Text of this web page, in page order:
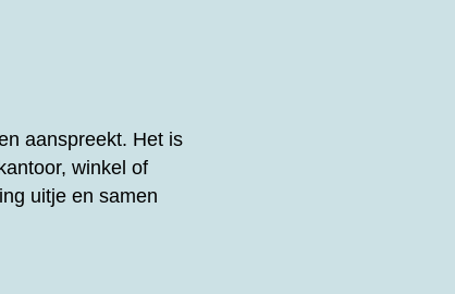
aanspreekt. Het is
winkel of
uitje en samen